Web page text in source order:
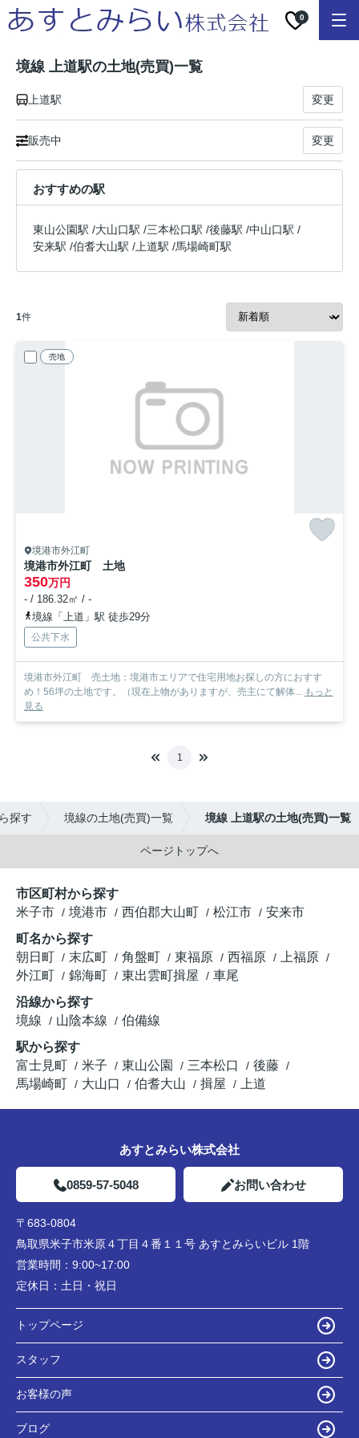
0
境線 上道駅の土地(売買)一覧
上道駅 変更
販売中 変更
おすすめの駅
東山公園駅 /大山口駅 /三本松口駅 /後藤駅 /中山口駅 /
安来駅 /伯耆大山駅 / 上道駅 /馬場崎町駅
1件
売地
境港市外江町
境港市外江町 土地
350万円
- / 186.32㎡ / -
境線「上道」駅 徒歩29分
公共下水
境港市外江町 売土地：境港市エリアで住宅用地お探しの方におすす
め！56坪の土地です。（現在上物がありますが、売主にて解体... もっと
見る
1
探す 境線の土地(売買)一覧 境線 上道駅の土地(売買)一覧
ページトップへ
市区町村から探す
米子市
境港市 西伯郡大山町 松江市
安来市
町名から探す
朝日町
末広町 角盤町 東福原 西福原
上福原
外江町
錦海町 東出雲町揖屋
車尾
沿線から探す
境線
山陰本線
伯備線
駅から探す
富士見町
米子 東山公園 三本松口
後藤
馬場崎町
大山口 伯耆大山 揖屋 上道
あすとみらい株式会社
0859-57-5048 お問い合わせ
〒683-0804
鳥取県米子市米原４丁目４番１１号 あすとみらいビル 1階
営業時間： 9:00~17:00
定休日： 土日・祝日
トップページ
スタッフ
お客様の声
ブログ